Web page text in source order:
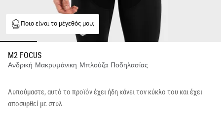
Ποιο είναι το μέγεθός μου;
M2 FOCUS
Ανδρική Μακρυμάνικη Μπλούζα Ποδηλασίας
Λυπούμαστε, αυτό το προϊόν έχει ήδη κάνει τον κύκλο του και έχει
αποσυρθεί με στυλ.